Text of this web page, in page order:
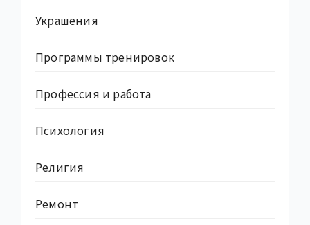
Украшения
Программы тренировок
Профессия и работа
Психология
Религия
Ремонт